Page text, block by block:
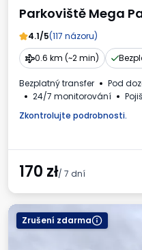
Parkoviště Mega
4.1/5(117 názoru)
0.6 km (~2 min)
Bezplatný transfer Pod
24/7 monitorování
Fakturaod obsluhy
Zkontrolujte podrobnosti.
170 zł/ 7 dní
Zrušení zdarma